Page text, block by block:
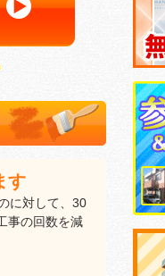
す
に対して、30
事の回数を減